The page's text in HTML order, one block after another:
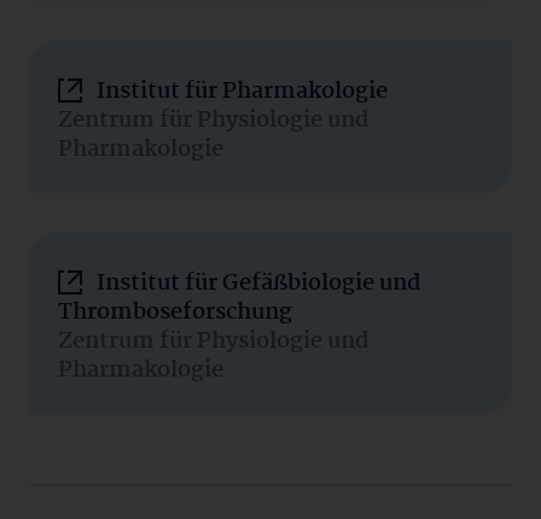
Institut für Pharmakologie
Zentrum für Physiologie und
Pharmakologie
Institut für Gefäßbiologie und
Thromboseforschung
Zentrum für Physiologie und
Pharmakologie